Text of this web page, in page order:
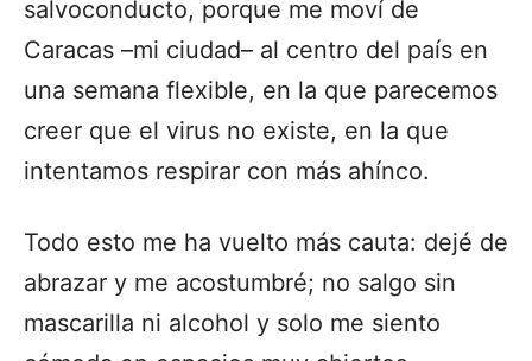
salvoconducto, porque me moví de
Caracas –mi ciudad– al centro del país en
una semana flexible, en la que parecemos
creer que el virus no existe, en la que
intentamos respirar con más ahínco.
Todo esto me ha vuelto más cauta: dejé de
abrazar y me acostumbré; no salgo sin
mascarilla ni alcohol y solo me siento